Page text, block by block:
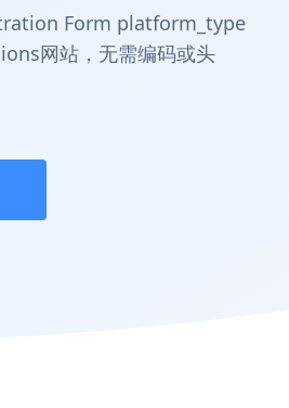
Form platform_type
网站，无需编码或头